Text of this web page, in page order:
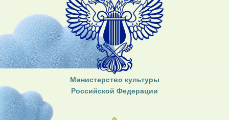
Министерство культуры
Российской Федерации